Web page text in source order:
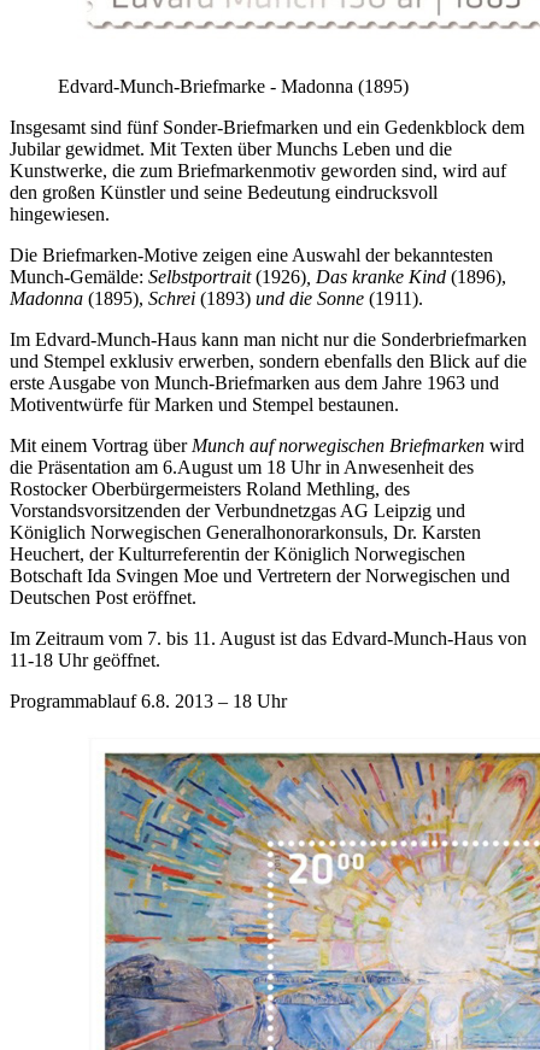
Edvard-Munch-Briefmarke - Madonna (1895)
Insgesamt sind fünf Sonder-Briefmarken und ein Gedenkblock dem
Jubilar gewidmet. Mit Texten über Munchs Leben und die
Kunstwerke, die zum Briefmarkenmotiv geworden sind, wird auf
den großen Künstler und seine Bedeutung eindrucksvoll
hingewiesen.
Die Briefmarken-Motive zeigen eine Auswahl der bekanntesten
Munch-Gemälde: Selbstportrait(1926) , Das kranke Kind (1896),
Madonna (1895), Schrei (1893) und die Sonne (1911).
Im Edvard-Munch-Haus kann man nicht nur die Sonderbriefmarken
und Stempel exklusiv erwerben, sondern ebenfalls den Blick auf die
erste Ausgabe von Munch-Briefmarken aus dem Jahre 1963 und
Motiventwürfe für Marken und Stempel bestaunen.
Mit einem Vortrag über Munch auf norwegischen Briefmarken wird
die Präsentation am 6.August um 18 Uhr in Anwesenheit des
Rostocker Oberbürgermeisters Roland Methling, des
Vorstandsvorsitzenden der Verbundnetzgas AG Leipzig und
Königlich Norwegischen Generalhonorarkonsuls, Dr. Karsten
Heuchert, der Kulturreferentin der Königlich Norwegischen
Botschaft Ida Svingen Moe und Vertretern der Norwegischen und
Deutschen Post eröffnet.
Im Zeitraum vom 7. bis 11. August ist das Edvard-Munch-Haus von
11-18 Uhr geöffnet.
Programmablauf 6.8. 2013 – 18 Uhr